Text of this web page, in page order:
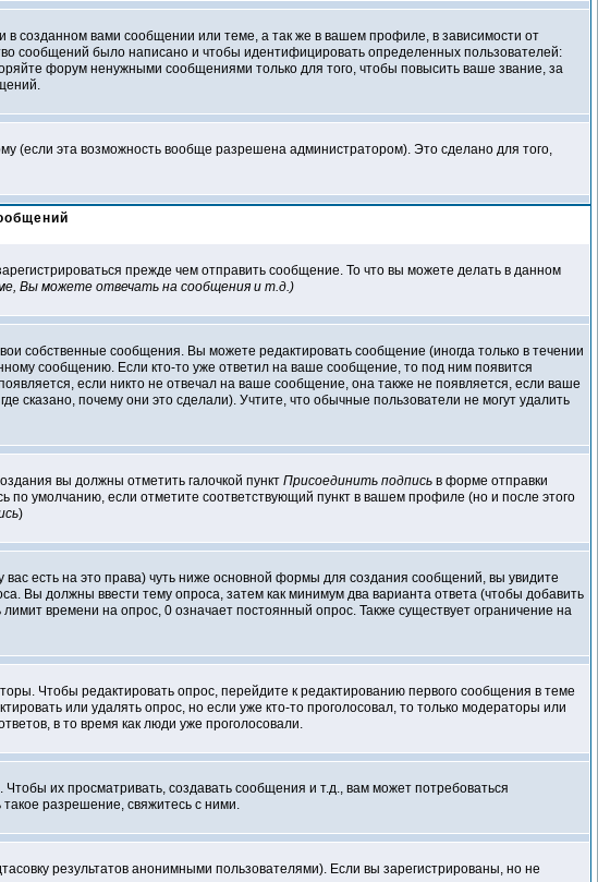
созданном вами сообщении или теме, а так же в вашем профиле, в зависимости от
сообщений было написано и чтобы идентифицировать определенных пользователей:
форум ненужными сообщениями только для того, чтобы повысить ваше звание, за
(если эта возможность вообще разрешена администратором). Это сделано для того,
прежде чем отправить сообщение. То что вы можете делать в данном
Вы можете отвечать на сообщения и т.д.)
собственные сообщения. Вы можете редактировать сообщение (иногда только в течении
сообщению. Если кто-то уже ответил на ваше сообщение, то под ним появится
если никто не отвечал на ваше сообщение, она также не появляется, если ваше
сказано, почему они это сделали). Учтите, что обычные пользователи не могут удалить
вы должны отметить галочкой пункт Присоединить подпись в форме отправки
умолчанию, если отметите соответствующий пункт в вашем профиле (но и после этого
)
есть на это права) чуть ниже основной формы для создания сообщений, вы увидите
Вы должны ввести тему опроса, затем как минимум два варианта ответа (чтобы добавить
времени на опрос, 0 означает постоянный опрос. Также существует ограничение на
Чтобы редактировать опрос, перейдите к редактированию первого сообщения в теме
или удалять опрос, но если уже кто-то проголосовал, то только модераторы или
в то время как люди уже проголосовали.
их просматривать, создавать сообщения и т.д., вам может потребоваться
разрешение, свяжитесь с ними.
результатов анонимными пользователями). Если вы зарегистрированы, но не